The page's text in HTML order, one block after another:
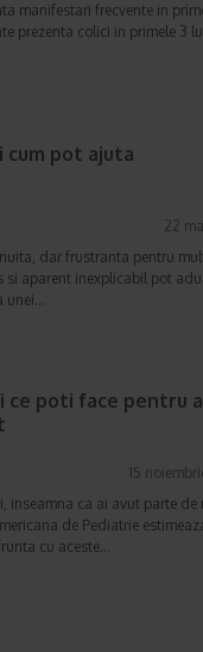
manifestari frecvente in
prezenta colici in primele 3
cum pot ajuta
22
dar frustranta pentru
si aparent inexplicabil pot
unei…
ce poti face pentru
15
inseamna ca ai avut parte de
de Pediatrie
cu aceste…